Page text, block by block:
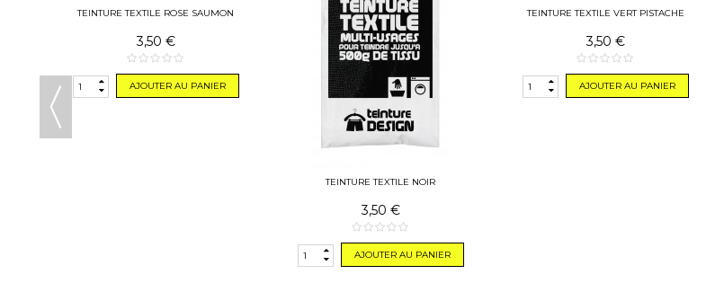
TEINTURE TEXTILE NOIR
3,50 €
AJOUTER AU PANIER